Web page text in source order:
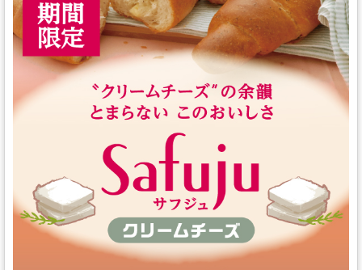
パンと合うおすすめ料理!!
モンタボー公式ショップ
会社情報
本社 〒103-0024
東京都中央区日本橋小舟町7番2号
TEL 03-3662-2582(代表)
Copyright (C) SWEET STYLE Co.,Ltd. All